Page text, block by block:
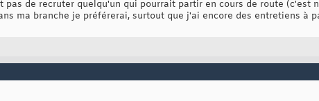
pas de recruter quelqu'un qui pourrait partir en cours de route (c'est
ma branche je préférerai, surtout que j'ai encore des entretiens à